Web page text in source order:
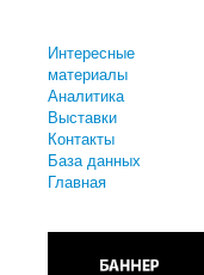
Интересные
материалы
Аналитика
Выставки
Контакты
База данных
Главная
ОБРАБОТКИ КАМНЯ -